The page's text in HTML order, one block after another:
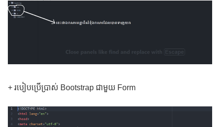
+ របៀបប្រើប្រាស់ Bootstrap ជាមួយ Form